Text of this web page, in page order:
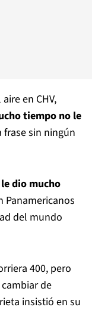
aire en CHV,
tiempo no le
frase sin ningún
dio mucho
Panamericanos
del mundo
400, pero
de
insistió en su